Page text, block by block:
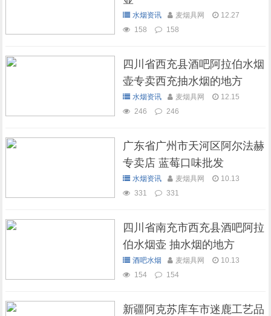
水烟资讯 麦烟具网
12.27
158
158
四川省西充县酒吧阿拉伯水烟
壶专卖西充抽水烟的地方
水烟资讯 麦烟具网
12.15
246
246
广东省广州市天河区阿尔法赫
专卖店 蓝莓口味批发
水烟资讯 麦烟具网
10.13
331
331
四川省南充市西充县酒吧阿拉
伯水烟壶 抽水烟的地方
酒吧水烟 麦烟具网
10.13
154
154
新疆阿克苏库车市迷鹿工艺品